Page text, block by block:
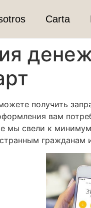
Carta
получить
вам
мы свели к
гражданам